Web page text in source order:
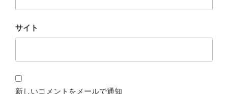
サイト
新しいコメントをメールで通知